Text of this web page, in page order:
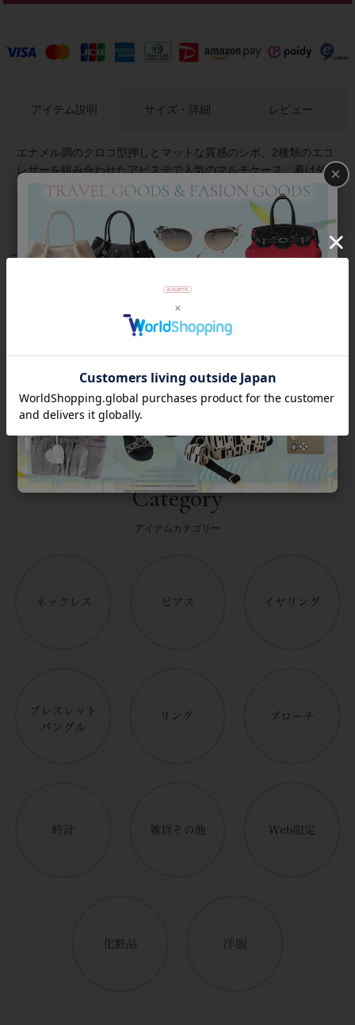
アイテム説明
エナメル調のクロコ型押しとマットな質感のシボ、2種類のエコ
レザーを組み合わせたアビステで人気のマルチケース。着け外
し可能な長短2本のベルトが、幅広い使い方がを叶えます。
コインパースや鍵・リップなどが入る同素材のポーチが付属し
た特別企画モデル。
サイズ・詳細 レビュー
Category
アイテムカテゴリー
×